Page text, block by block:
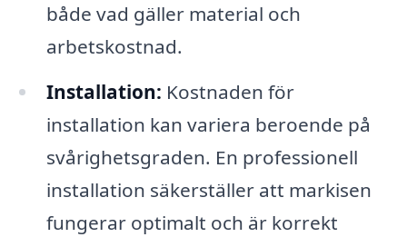
både vad gäller material och
arbetskostnad.
Installation: Kostnaden för
installation kan variera beroende på
svårighetsgraden. En professionell
installation säkerställer att markisen
fungerar optimalt och är korrekt